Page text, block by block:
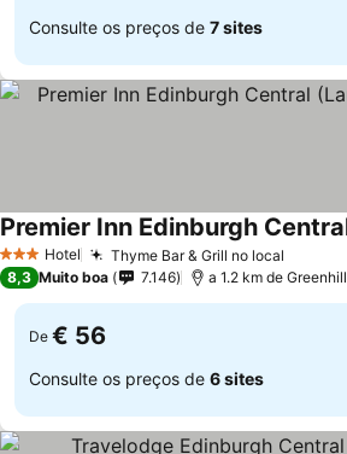
Consulte os preços de 7 sites
3 EstrelasHotel Thyme Bar & Grill no local
8,3 Muito boa 7.146 a 1.2 km de Greenhill
De € 56
Consulte os preços de 6 sites